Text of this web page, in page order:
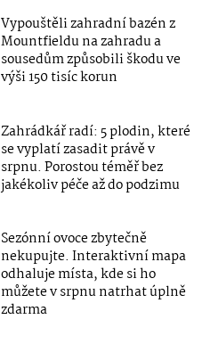
Vypouštěli zahradní bazén z
Mountfieldu na zahradu a
sousedům způsobili škodu ve
výši 150 tisíc korun
Zahrádkář radí: 5 plodin, které
se vyplatí zasadit právě v
srpnu. Porostou téměř bez
jakékoliv péče až do podzimu
Sezónní ovoce zbytečně
nekupujte. Interaktivní mapa
odhaluje místa, kde si ho
můžete v srpnu natrhat úplně
zdarma